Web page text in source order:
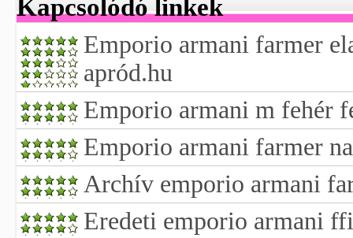
Kapcsolódó linkek
Emporio armani farmer
apród.hu
Emporio armani m fehér
Emporio armani farmer
Archív emporio armani
Eredeti emporio armani